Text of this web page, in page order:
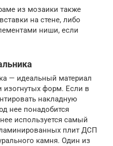
из мозаики также
на стене, либо
ниши, если
— идеальный материал
форм. Если в
накладную
нее понадобится
используется самый
плит ДСП
камня. Один из